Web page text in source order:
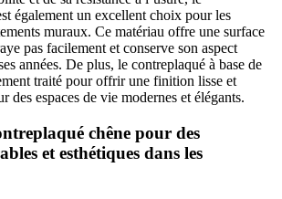
également un excellent choix pour les
muraux. Ce matériau offre une surface
pas facilement et conserve son aspect
années. De plus, le contreplaqué à base de
traité pour offrir une finition lisse et
des espaces de vie modernes et élégants.
chêne pour des
et esthétiques dans les